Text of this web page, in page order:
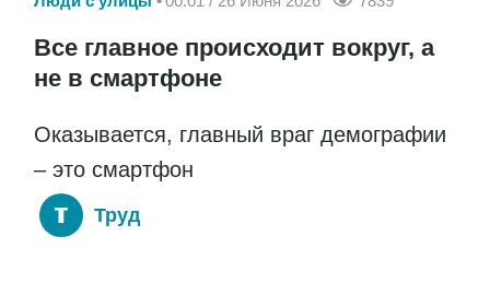
Все главное происходит вокруг, а
не в смартфоне
Оказывается, главный враг демографии
– это смартфон
Труд